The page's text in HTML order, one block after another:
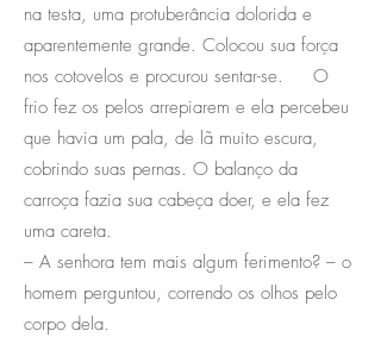
na testa, uma protuberância dolorida e
aparentemente grande. Colocou sua força
nos cotovelos e procurou sentar-se. O
frio fez os pelos arrepiarem e ela percebeu
que havia um pala, de lã muito escura,
cobrindo suas pernas. O balanço da
carroça fazia sua cabeça doer, e ela fez
uma careta.
– A senhora tem mais algum ferimento? – o
homem perguntou, correndo os olhos pelo
corpo dela.